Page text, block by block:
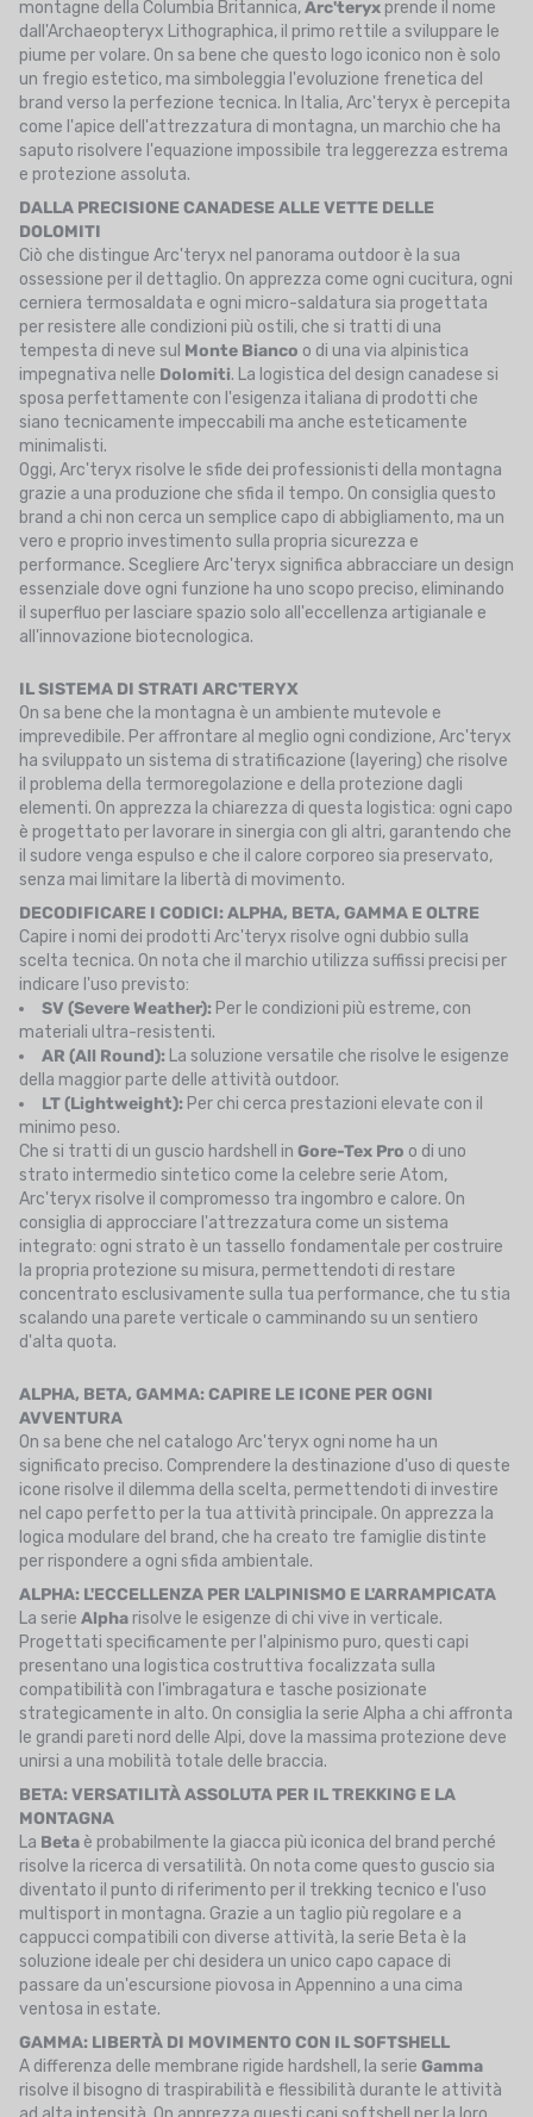
montagne della Columbia Britannica,Arc'teryx prende il nome
dall'Archaeopteryx Lithographica, il primo rettile a sviluppare le
piume per volare. On sa bene che questo logo iconico non è solo
un fregio estetico, ma simboleggia l'evoluzione frenetica del
brand verso la perfezione tecnica. In Italia, Arc'teryx è percepita
come l'apice dell'attrezzatura di montagna, un marchio che ha
saputo risolvere l'equazione impossibile tra leggerezza estrema
e protezione assoluta.
DALLA PRECISIONE CANADESE ALLE VETTE DELLE
DOLOMITI
Ciò che distingue Arc'teryx nel panorama outdoor è la sua
ossessione per il dettaglio. On apprezza come ogni cucitura, ogni
cerniera termosaldata e ogni micro-saldatura sia progettata
per resistere alle condizioni più ostili, che si tratti di una
tempesta di neve sul Monte Bianco o di una via alpinistica
impegnativa nelle Dolomiti. La logistica del design canadese si
sposa perfettamente con l'esigenza italiana di prodotti che
siano tecnicamente impeccabili ma anche esteticamente
minimalisti.
Oggi, Arc'teryx risolve le sfide dei professionisti della montagna
grazie a una produzione che sfida il tempo. On consiglia questo
brand a chi non cerca un semplice capo di abbigliamento, ma un
vero e proprio investimento sulla propria sicurezza e
performance. Scegliere Arc'teryx significa abbracciare un design
essenziale dove ogni funzione ha uno scopo preciso, eliminando
il superfluo per lasciare spazio solo all'eccellenza artigianale e
all'innovazione biotecnologica.
IL SISTEMA DI STRATI ARC'TERYX
On sa bene che la montagna è un ambiente mutevole e
imprevedibile. Per affrontare al meglio ogni condizione, Arc'teryx
ha sviluppato un sistema di stratificazione (layering) che risolve
il problema della termoregolazione e della protezione dagli
elementi. On apprezza la chiarezza di questa logistica: ogni capo
è progettato per lavorare in sinergia con gli altri, garantendo che
il sudore venga espulso e che il calore corporeo sia preservato,
senza mai limitare la libertà di movimento.
DECODIFICARE I CODICI: ALPHA, BETA, GAMMA E OLTRE
Capire i nomi dei prodotti Arc'teryx risolve ogni dubbio sulla
scelta tecnica. On nota che il marchio utilizza suffissi precisi per
indicare l'uso previsto:
SV (Severe Weather): Per le condizioni più estreme, con
materiali ultra-resistenti.
AR (All Round): La soluzione versatile che risolve le esigenze
della maggior parte delle attività outdoor.
LT (Lightweight): Per chi cerca prestazioni elevate con il
minimo peso.
Che si tratti di un guscio hardshell in Gore-Tex Pro o di uno
strato intermedio sintetico come la celebre serie Atom,
Arc'teryx risolve il compromesso tra ingombro e calore. On
consiglia di approcciare l'attrezzatura come un sistema
integrato: ogni strato è un tassello fondamentale per costruire
la propria protezione su misura, permettendoti di restare
concentrato esclusivamente sulla tua performance, che tu stia
scalando una parete verticale o camminando su un sentiero
d'alta quota.
ALPHA, BETA, GAMMA: CAPIRE LE ICONE PER OGNI
AVVENTURA
On sa bene che nel catalogo Arc'teryx ogni nome ha un
significato preciso. Comprendere la destinazione d'uso di queste
icone risolve il dilemma della scelta, permettendoti di investire
nel capo perfetto per la tua attività principale. On apprezza la
logica modulare del brand, che ha creato tre famiglie distinte
per rispondere a ogni sfida ambientale.
ALPHA: L'ECCELLENZA PER L'ALPINISMO E L'ARRAMPICATA
La serie Alpha risolve le esigenze di chi vive in verticale.
Progettati specificamente per l'alpinismo puro, questi capi
presentano una logistica costruttiva focalizzata sulla
compatibilità con l'imbragatura e tasche posizionate
strategicamente in alto. On consiglia la serie Alpha a chi affronta
le grandi pareti nord delle Alpi, dove la massima protezione deve
unirsi a una mobilità totale delle braccia.
BETA: VERSATILITÀ ASSOLUTA PER IL TREKKING E LA
MONTAGNA
La Beta è probabilmente la giacca più iconica del brand perché
risolve la ricerca di versatilità. On nota come questo guscio sia
diventato il punto di riferimento per il trekking tecnico e l'uso
multisport in montagna. Grazie a un taglio più regolare e a
cappucci compatibili con diverse attività, la serie Beta è la
soluzione ideale per chi desidera un unico capo capace di
passare da un'escursione piovosa in Appennino a una cima
ventosa in estate.
GAMMA: LIBERTÀ DI MOVIMENTO CON IL SOFTSHELL
A differenza delle membrane rigide hardshell, la serie Gamma
risolve il bisogno di traspirabilità e flessibilità durante le attività